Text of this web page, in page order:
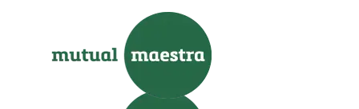
Saltar al pie de página